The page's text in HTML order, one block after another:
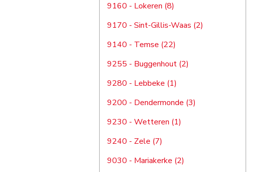
9160 - Lokeren (8)
9170 - Sint-Gillis-Waas (2)
9140 - Temse (22)
9255 - Buggenhout (2)
9280 - Lebbeke (1)
9200 - Dendermonde (3)
9230 - Wetteren (1)
9240 - Zele (7)
9030 - Mariakerke (2)